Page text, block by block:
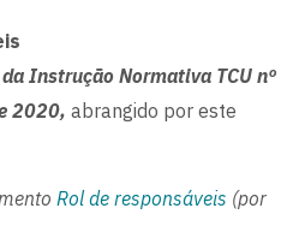
Instrução Normativa TCU nº
2020, abrangido por este
Rol de responsáveis (por